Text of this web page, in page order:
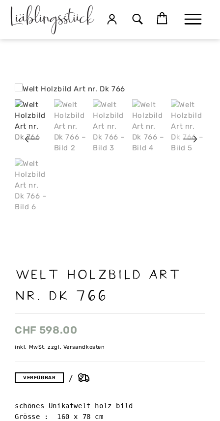
Welt Holzbild Art
nr. Dk 766
CHF 598.00
inkl. MwSt, zzgl. Versandkosten
VERFÜGBAR
schönes Unikatwelt holz bild
Grösse :  160 x 78 cm